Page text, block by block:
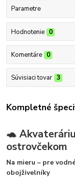
Parametre
Hodnotenie 0
Komentáre 0
Súvisiaci tovar 3
Kompletné
🐢
ostrovčekom
Na mieru – pre
obojživelníky